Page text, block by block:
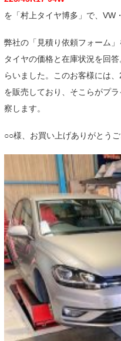
を「村上タイヤ博多」で、VW
弊社の「見積り依頼フォーム
タイヤの価格と在庫状況を回
らいました。このお客様には
を販売しており、そこらがプ
察します。
○○様、お買い上げありがとうご